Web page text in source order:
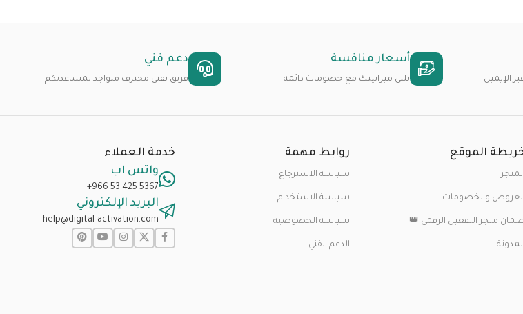
الإيميل
أسعار منافسة
تلبي ميزانيتك مع خصومات دائمة
دعم فني
فريق تقني محترف متواجد لمساعدتكم
الموقع
والخصومات
متجر التفعيل الرقمي 👑
روابط مهمة
سياسة الاسترجاع
سياسة الاستخدام
سياسة الخصوصية
الدعم الفني
خدمة العملاء
واتس اب
+966 53 425 5367
البريد الإلكتروني
help@digital-activation.com